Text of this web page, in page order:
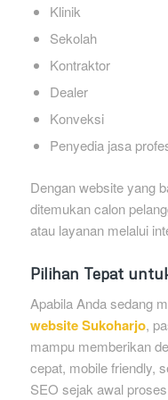
Klinik
Sekolah
Kontraktor
Dealer
Konveksi
Penyedia jasa
Dengan website yang
ditemukan calon
atau layanan melalui
Pilihan Tepat
Apabila Anda sedang
website Sukoharjo,
mampu memberikan
cepat, mobile friendly,
SEO sejak awal